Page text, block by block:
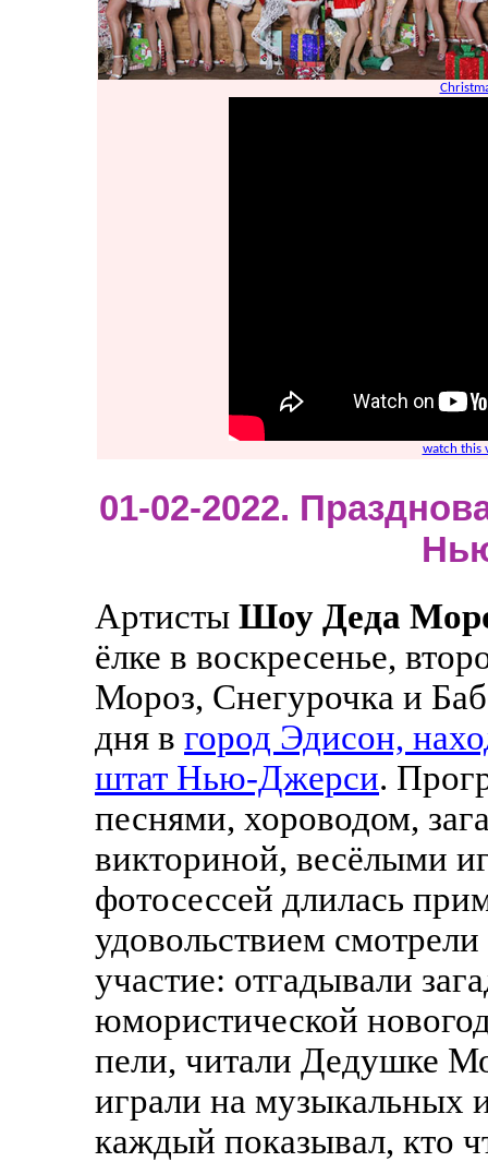
watch this
01-02-2022.
Артисты Шоу Деда
ёлке в воскресенье,
Мороз, Снегурочка и
дня в город Эдисон,
штат Нью-Джерси.
песнями, хороводом,
викториной, весёлыми
фотосессей длилась
удовольствием
участие: отгадывали
юмористической
пели, читали Дедушке
играли на музыкальных
каждый показывал, кто